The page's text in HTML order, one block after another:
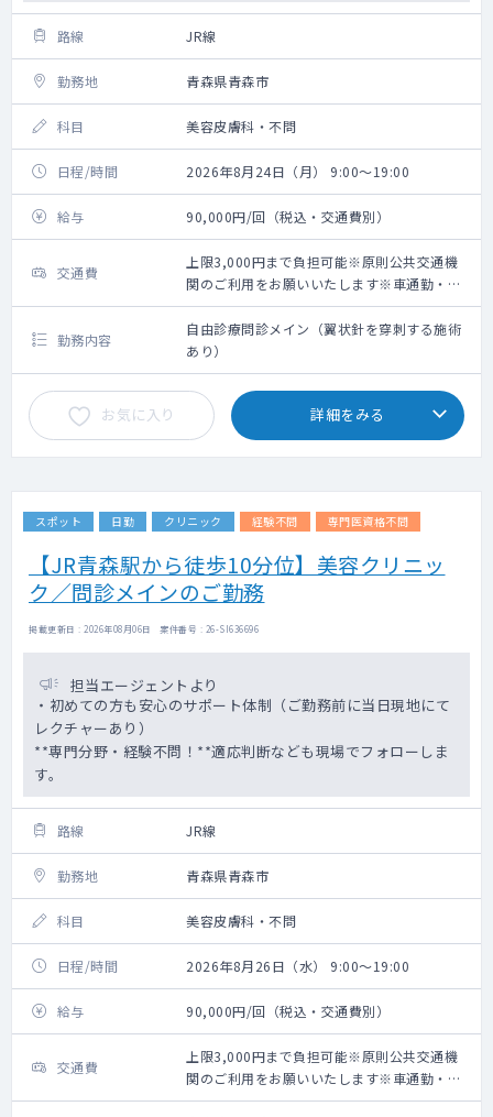
路線 JR線
勤務地 青森県青森市
科目 美容皮膚科・不問
日程/時間 2026年8月24日（月） 9:00～19:00
給与 90,000円/回（税込・交通費別）
交通費
上限3,000円まで負担可能※原則公共交通機
関のご利用をお願いいたします※車通勤・タ
クシー利用要相談
勤務内容
自由診療問診メイン（翼状針を穿刺する施術
あり）
お気に入り 詳細をみる
スポット 日勤 クリニック 経験不問 専門医資格不問
【JR青森駅から徒歩10分位】美容クリニッ
ク／問診メインのご勤務
掲載更新日 : 2026年08月06日 案件番号 : 26-SI636696
担当エージェントより
・初めての方も安心のサポート体制（ご勤務前に当日現地にて
レクチャーあり）
**専門分野・経験不問！**適応判断なども現場でフォローしま
す。
路線 JR線
勤務地 青森県青森市
科目 美容皮膚科・不問
日程/時間 2026年8月26日（水） 9:00～19:00
給与 90,000円/回（税込・交通費別）
交通費
上限3,000円まで負担可能※原則公共交通機
関のご利用をお願いいたします※車通勤・タ
クシー利用要相談